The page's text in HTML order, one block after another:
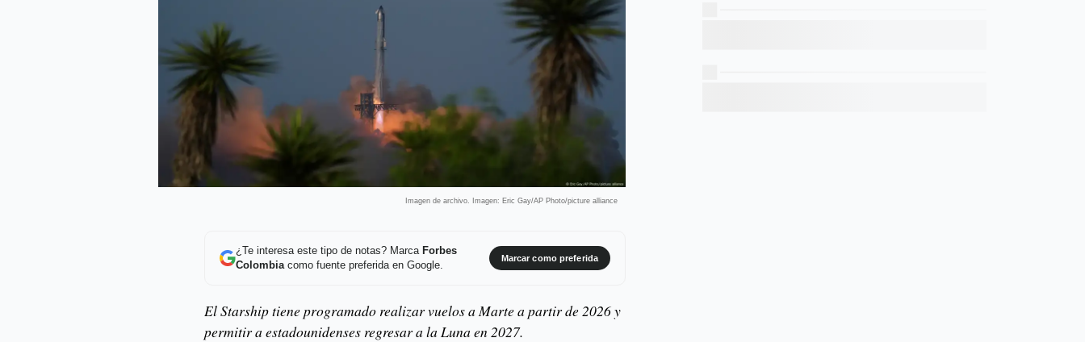
Imagen de archivo. Imagen: Eric Gay/AP Photo/picture alliance
¿Te interesa este tipo de notas? Marca Forbes
Colombiacomo fuente preferida en Google.
Marcar como preferida
El Starship tiene programado realizar vuelos a Marte a partir de 2026 y
permitir a estadounidenses regresar a la Luna en 2027.